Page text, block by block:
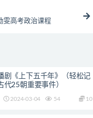
雯高考政治课程
剧《上下五千年》（轻松记
代25朝重要事件）
2024-03-04 54 10